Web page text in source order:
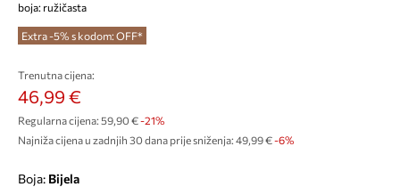
boja: ružičasta
Extra -5% s kodom: OFF*
Trenutna cijena:
46,99 €
Regularna cijena: 59,90 €-21%
Najniža cijena u zadnjih 30 dana prije sniženja: 49,99 € -6%
Boja: bijela